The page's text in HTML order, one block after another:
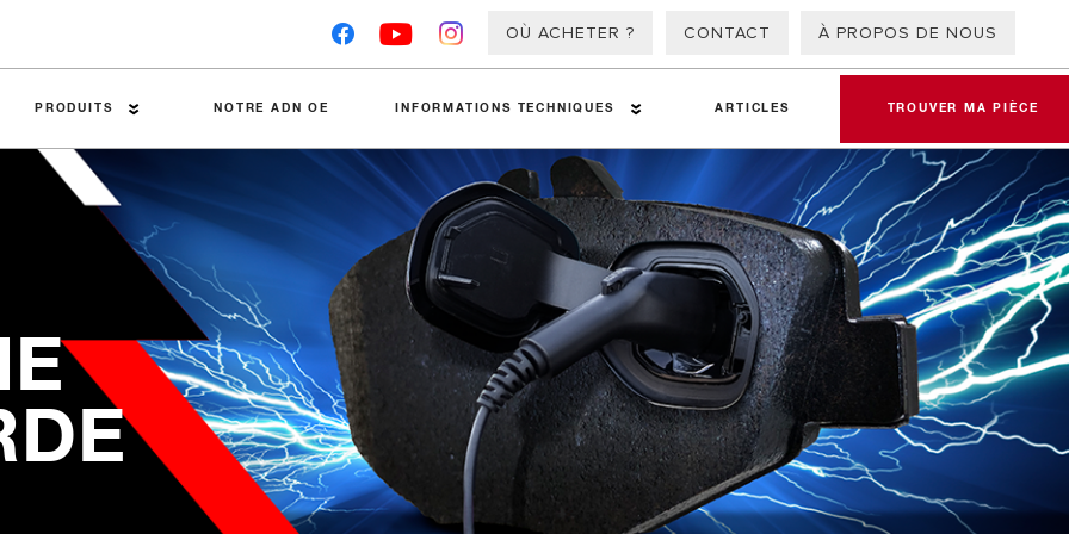
OÙ ACHETER ? CONTACT À PROPOS DE NOUS
PRODUITS
Plaquettes de frein Premier
Disques de frein
Étriers de frein
Accessoires
Tambours de frein
NOTRE ADN OE INFORMATIONS TECHNIQUES
Conseils Techniques
Analyse des pannes
Guides d'installation
Fiches techniques sur les matériaux de friction
Tests concurrents
ARTICLES TROUVER MA PIÈCE